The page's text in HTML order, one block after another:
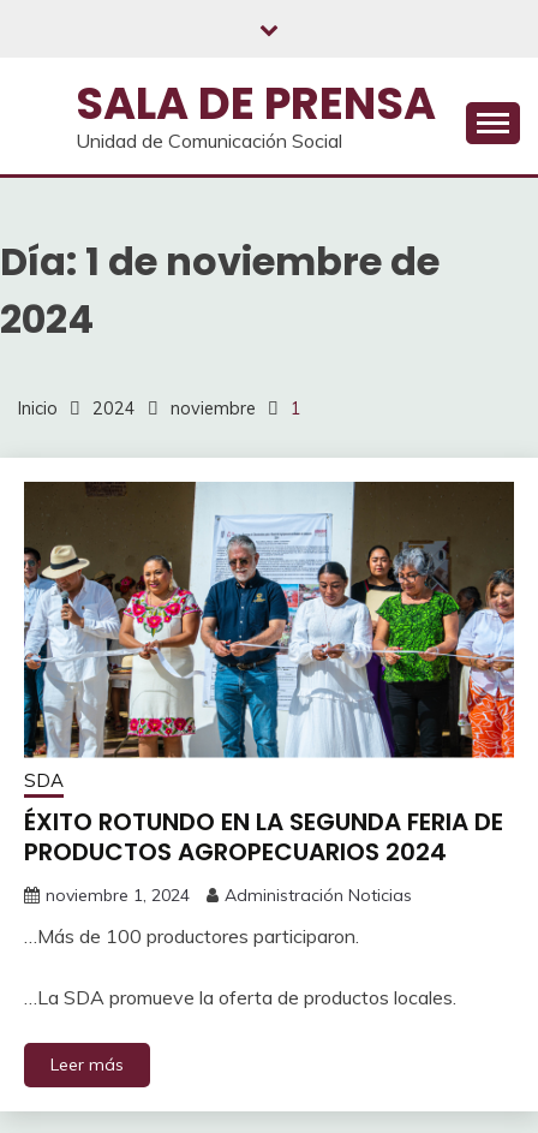
SALA DE PRENSA
Unidad de Comunicación Social
Día: 1 de noviembre de
2024
Inicio 2024 noviembre 1
SDA
ÉXITO ROTUNDO EN LA SEGUNDA FERIA DE
PRODUCTOS AGROPECUARIOS 2024
noviembre 1, 2024 Administración Noticias
…Más de 100 productores participaron.
…La SDA promueve la oferta de productos locales.
Leer más